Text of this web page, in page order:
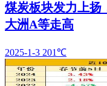
煤炭板块发力上扬
大洲A等走高
2025-1-3 201℃